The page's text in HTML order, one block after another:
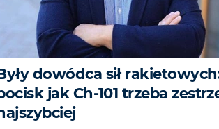
dowódca sił
jak Ch-101 trzeba